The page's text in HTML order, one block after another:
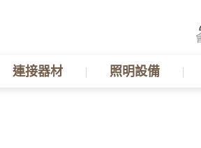
連接器材 照明設備